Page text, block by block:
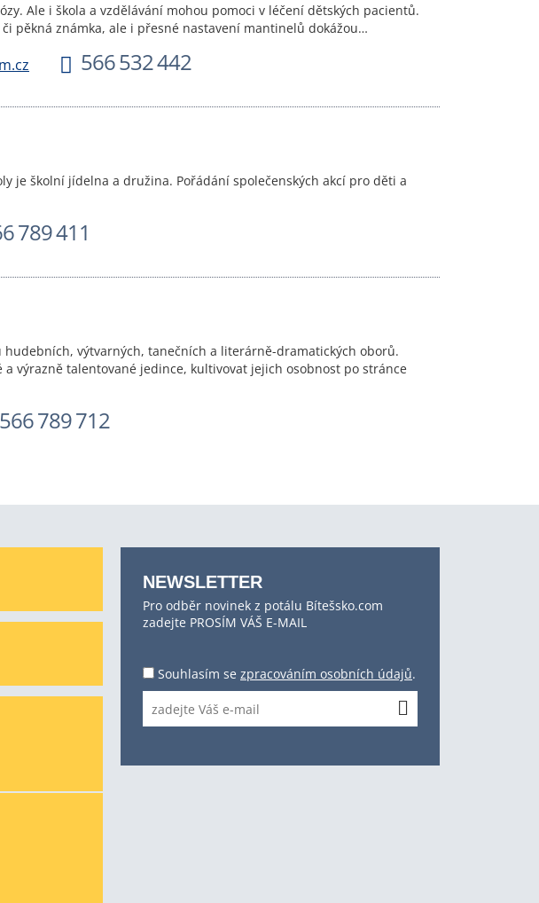
Ale i škola a vzdělávání mohou pomoci v léčení dětských pacientů.
pěkná známka, ale i přesné nastavení mantinelů dokážou…
566 532 442
je školní jídelna a družina. Pořádání společenských akcí pro děti a
789 411
hudebních, výtvarných, tanečních a literárně-dramatických oborů.
výrazně talentované jedince, kultivovat jejich osobnost po stránce
566 789 712
NEWSLETTER
Pro odběr novinek z potálu Bítešsko.com
zadejte PROSÍM VÁŠ E-MAIL
Souhlasím se zpracováním osobních údajů.